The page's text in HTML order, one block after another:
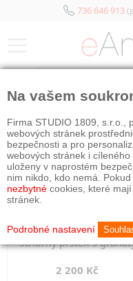
736 646 913
Stříbrný prsten s
2 200 Kč
Na vašem
Firma STUDIO 1809, s.r.o.,
webových stránek
bezpečnosti a pro
webových stránek i
uloženy v naprostém
nim nikdo, kdo nemá.
nezbytné cookies, které
stránek.
Podrobné nastavení